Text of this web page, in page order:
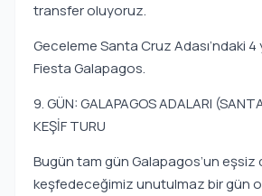
transfer oluyoruz.
Geceleme Santa Cruz Adası’ndaki 4
Fiesta Galapagos.
9. GÜN: GALAPAGOS ADALARI
KEŞİF TURU
Bugün tam gün Galapagos’un eşsiz
keşfedeceğimiz unutulmaz bir gün